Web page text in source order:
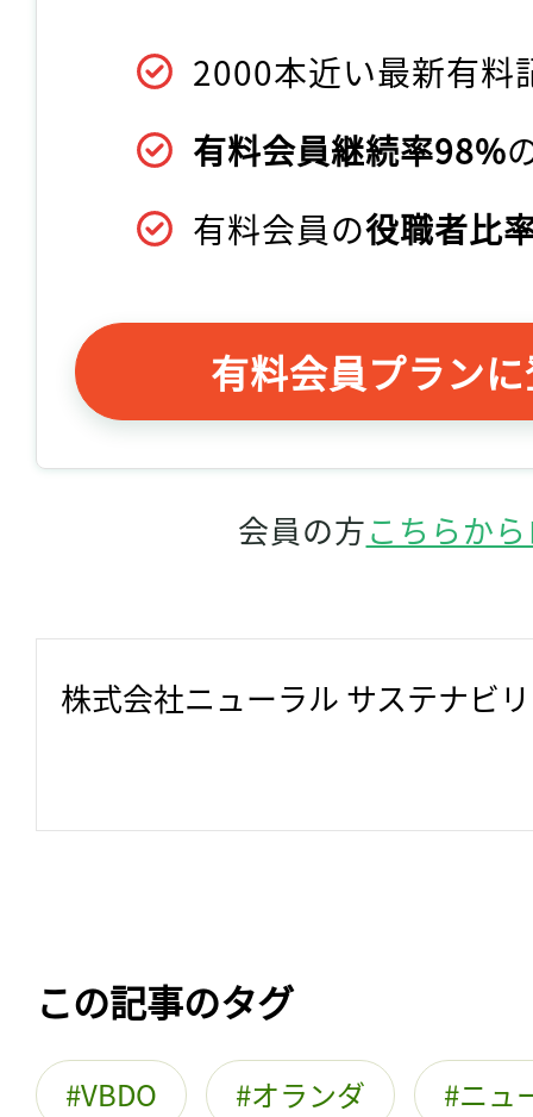
2000本近い最新有料
有料会員継続率98%
有料会員の役職者比
有料会員プラン
会員の方こちらか
株式会社ニューラル サステナビ
この記事のタグ
VBDO オランダ ニュ